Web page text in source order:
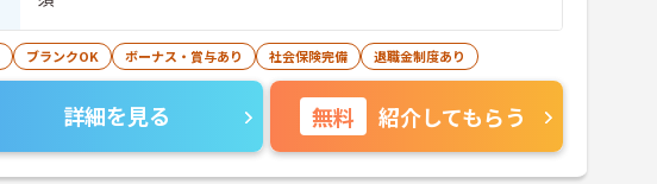
ブランクOK ボーナス・賞与あり 社会保険完備 退職金制度あり
詳細を見る 無料 紹介してもらう